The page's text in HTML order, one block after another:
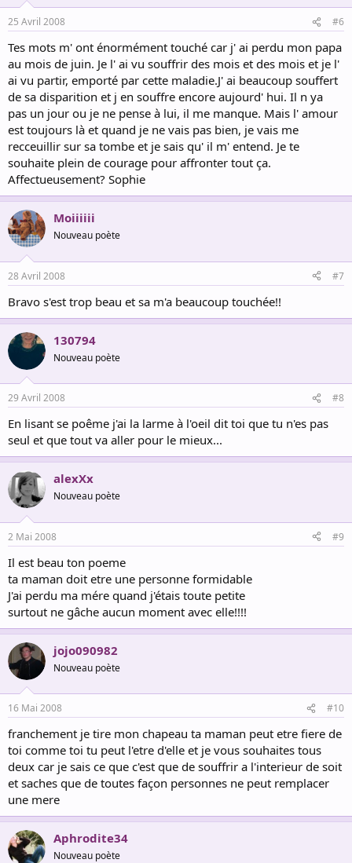
25 Avril 2008 #6
Tes mots m' ont énormément touché car j' ai perdu mon papa
au mois de juin. Je l' ai vu souffrir des mois et des mois et je l'
ai vu partir, emporté par cette maladie.J' ai beaucoup souffert
de sa disparition et j en souffre encore aujourd' hui. Il n ya
pas un jour ou je ne pense à lui, il me manque. Mais l' amour
est toujours là et quand je ne vais pas bien, je vais me
recceuillir sur sa tombe et je sais qu' il m' entend. Je te
souhaite plein de courage pour affronter tout ça.
Affectueusement? Sophie
Moiiiiii
Nouveau poète
28 Avril 2008 #7
Bravo s'est trop beau et sa m'a beaucoup touchée!!
130794
Nouveau poète
29 Avril 2008 #8
En lisant se poême j'ai la larme à l'oeil dit toi que tu n'es pas
seul et que tout va aller pour le mieux...
alexXx
Nouveau poète
2 Mai 2008 #9
Il est beau ton poeme
ta maman doit etre une personne formidable
J'ai perdu ma mére quand j'étais toute petite
surtout ne gâche aucun moment avec elle!!!!
jojo090982
Nouveau poète
16 Mai 2008 #10
franchement je tire mon chapeau ta maman peut etre fiere de
toi comme toi tu peut l'etre d'elle et je vous souhaites tous
deux car je sais ce que c'est que de souffrir a l'interieur de soit
et saches que de toutes façon personnes ne peut remplacer
une mere
Aphrodite34
Nouveau poète